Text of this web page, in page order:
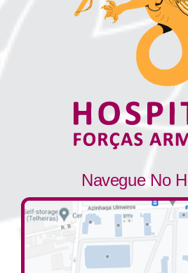
Navegue No